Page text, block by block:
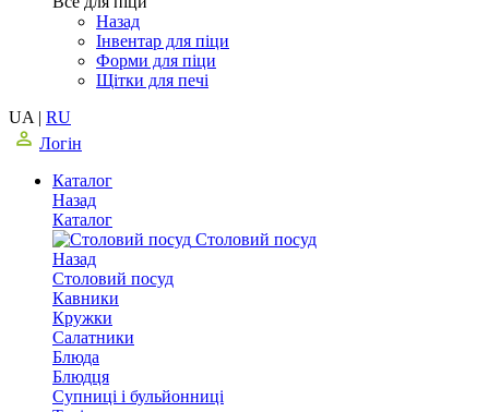
Назад
Інвентар для піци
Форми для піци
Щітки для печі
UA | RU
Логін
Каталог
Назад
Каталог
Столовий посуд
Назад
Столовий посуд
Кавники
Кружки
Салатники
Блюда
Блюдця
Супниці і бульйонниці